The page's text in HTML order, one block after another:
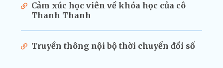
Cảm xúc học viên về khóa học của cô
Thanh Thanh
Truyền thông nội bộ thời chuyển đổi số